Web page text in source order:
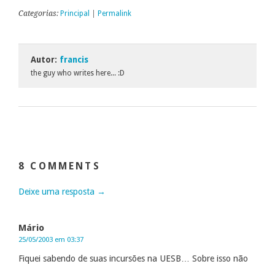
Categorias: Principal Permalink
Autor: francis
the guy who writes here... :D
8 COMMENTS
Deixe uma resposta →
Mário
25/05/2003 em 03:37
Fiquei sabendo de suas incursões na UESB… Sobre isso não